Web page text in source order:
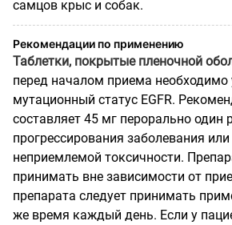
самцов крыс и собак.
Рекомендации по применению
Таблетки, покрытые пленочной
перед началом приема необходимо
мутационный статус EGFR.
составляет 45 мг перорально один
прогрессирования заболевания
неприемлемой токсичности.
принимать вне зависимости от
препарата следует принимать
же время каждый день. Если у